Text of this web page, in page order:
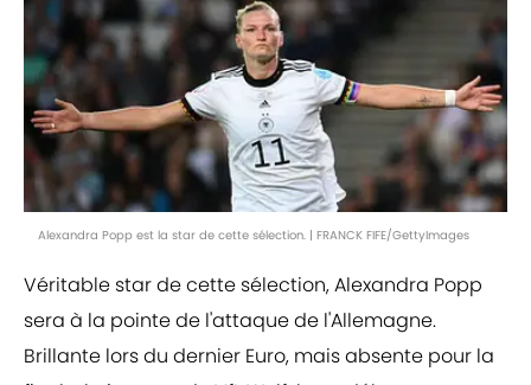
Alexandra Popp est la star de cette sélection. | FRANCK FIFE/GettyImages
Véritable star de cette sélection, Alexandra Popp
sera à la pointe de l'attaque de l'Allemagne.
Brillante lors du dernier Euro, mais absente pour la